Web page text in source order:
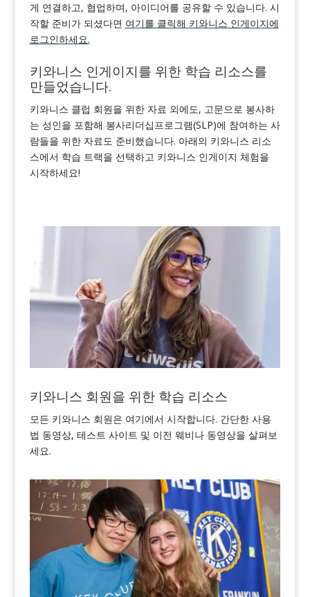
게 연결하고, 협업하며, 아이디어를 공유할 수 있습니다. 시
작할 준비가 되셨다면 여기를 클릭해 키와니스 인게이지에
로그인하세요.
키와니스 인게이지를 위한 학습 리소스를
만들었습니다.
키와니스 클럽 회원을 위한 자료 외에도, 고문으로 봉사하
는 성인을 포함해 봉사리더십프로그램(SLP)에 참여하는 사
람들을 위한 자료도 준비했습니다. 아래의 키와니스 리소
스에서 학습 트랙을 선택하고 키와니스 인게이지 체험을
시작하세요!
키와니스 회원을 위한 학습 리소스
모든 키와니스 회원은 여기에서 시작합니다. 간단한 사용
법 동영상, 테스트 사이트 및 이전 웨비나 동영상을 살펴보
세요.